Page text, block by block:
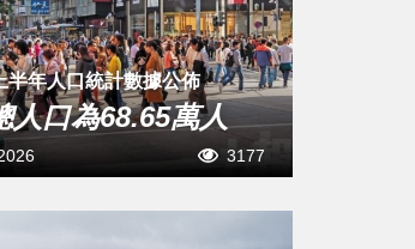
半年人口統計數據公佈
人口為68.65萬人
3177